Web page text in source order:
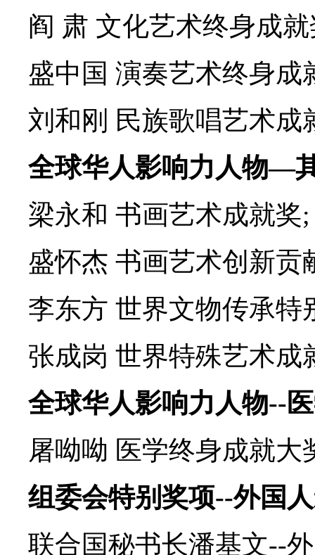
阎 肃 文化艺术终身成
盛中国 演奏艺术终身成
刘和刚 民族歌唱艺术成
全球华人影响力人物—
梁永和 书画艺术成就奖;
盛怀杰 书画艺术创新贡
李东方 世界文物传承特
张成岗 世界特殊艺术成
全球华人影响力人物--
屠呦呦 医学终身成就大
组委会特别奖项--外国
联合国秘书长潘基文--